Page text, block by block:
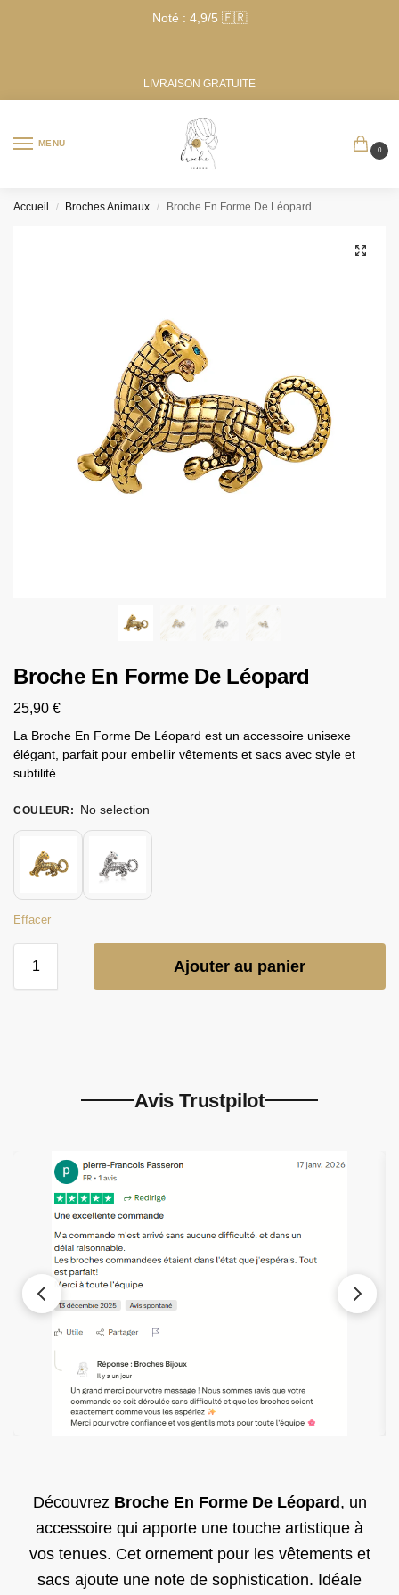
Noté : 4,9/5 🇫🇷
LIVRAISON GRATUITE
MENU
0
Accueil / Broches Animaux / Broche En Forme De Léopard
Broche En Forme De Léopard
25,90 €
La Broche En Forme De Léopard est un accessoire unisexe
élégant, parfait pour embellir vêtements et sacs avec style et
subtilité.
COULEUR : No selection
Effacer
Ajouter au panier
Avis Trustpilot
Découvrez Broche En Forme De Léopard, un
accessoire qui apporte une touche artistique à
vos tenues. Cet ornement pour les vêtements et
sacs ajoute une note de sophistication. Idéale